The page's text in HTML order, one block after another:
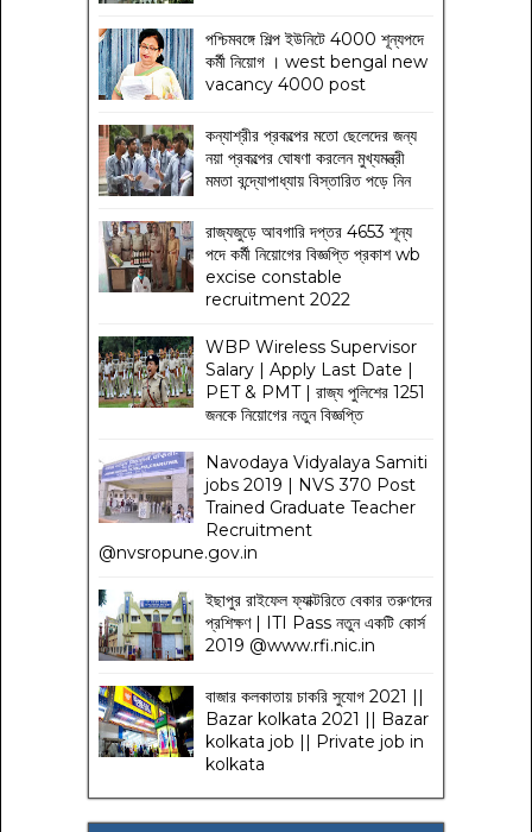
পশ্চিমবঙ্গে শিল্প ইউনিটে 4000 শূন্যপদে
কর্মী নিয়োগ । west bengal new
vacancy 4000 post
কন্যাশ্রীর প্রকল্পের মতো ছেলেদের জন্য
নয়া প্রকল্পের ঘোষণা করলেন মুখ্যমন্ত্রী
মমতা বন্দ্যোপাধ্যায় বিস্তারিত পড়ে নিন
রাজ্যজুড়ে আবগারি দপ্তর 4653 শূন্য
পদে কর্মী নিয়োগের বিজ্ঞপ্তি প্রকাশ wb
excise constable
recruitment 2022
WBP Wireless Supervisor
Salary | Apply Last Date |
PET & PMT | রাজ্য পুলিশের 1251
জনকে নিয়োগের নতুন বিজ্ঞপ্তি
Navodaya Vidyalaya Samiti
jobs 2019 | NVS 370 Post
Trained Graduate Teacher
Recruitment
@nvsropune.gov.in
ইছাপুর রাইফেল ফ্যাক্টরিতে বেকার তরুণদের
প্রশিক্ষণ | ITI Pass নতুন একটি কোর্স
2019 @www.rfi.nic.in
বাজার কলকাতায় চাকরি সুযোগ 2021 ||
Bazar kolkata 2021 || Bazar
kolkata job || Private job in
kolkata